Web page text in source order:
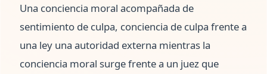
Una conciencia moral acompañada de
sentimiento de culpa, conciencia de culpa frente a
una ley una autoridad externa mientras la
conciencia moral surge frente a un juez que